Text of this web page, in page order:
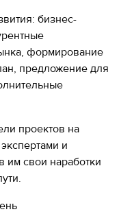
бизнес-
формирование
предложение для
проектов на
и
им свои наработки